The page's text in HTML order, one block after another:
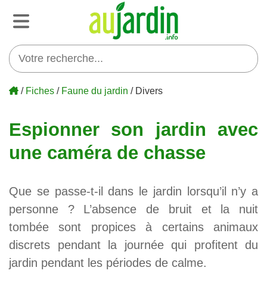
/ Fiches / Faune du jardin / Divers
Espionner son jardin avec
une caméra de chasse
Que se passe-t-il dans le jardin lorsqu’il n’y a
personne ? L’absence de bruit et la nuit
tombée sont propices à certains animaux
discrets pendant la journée qui profitent du
jardin pendant les périodes de calme.